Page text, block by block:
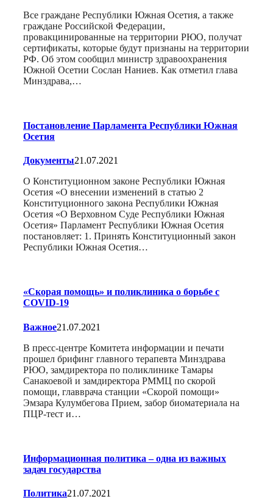
Все граждане Республики Южная Осетия, а также
граждане Российской Федерации,
провакцинированные на территории РЮО, получат
сертификаты, которые будут признаны на территории
РФ. Об этом сообщил министр здравоохранения
Южной Осетии Сослан Наниев. Как отметил глава
Минздрава,…
Постановление Парламента Республики Южная
Осетия
Документы21.07.2021
О Конституционном законе Республики Южная
Осетия «О внесении изменений в статью 2
Конституционного закона Республики Южная
Осетия «О Верховном Суде Республики Южная
Осетия» Парламент Республики Южная Осетия
постановляет: 1. Принять Конституционный закон
Республики Южная Осетия…
«Скорая помощь» и поликлиника о борьбе с
COVID-19
Важное21.07.2021
В пресс-центре Комитета информации и печати
прошел брифинг главного терапевта Минздрава
РЮО, замдиректора по поликлинике Тамары
Санакоевой и замдиректора РММЦ по скорой
помощи, главврача станции «Скорой помощи»
Эмзара Кулумбегова Прием, забор биоматериала на
ПЦР-тест и…
Информационная политика – одна из важных
задач государства
Политика21.07.2021